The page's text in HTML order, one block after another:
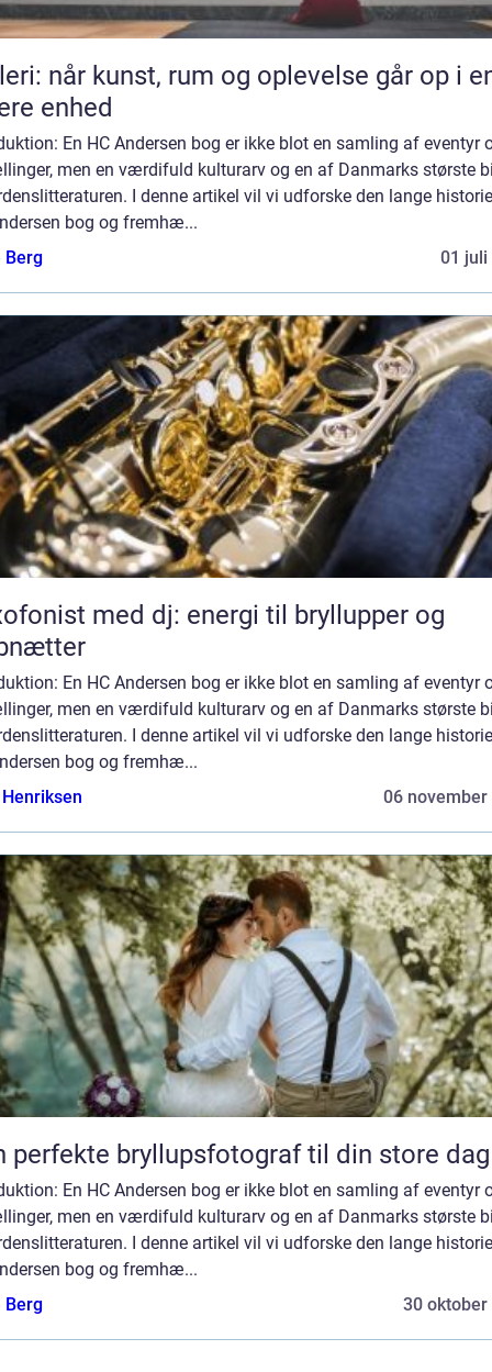
når kunst, rum og oplevelse går op i
enhed
En HC Andersen bog er ikke blot en samling af eventyr
men en værdifuld kulturarv og en af Danmarks største
I denne artikel vil vi udforske den lange
bog og fremhæ...
Berg
01 juli
med dj: energi til bryllupper og
En HC Andersen bog er ikke blot en samling af eventyr
men en værdifuld kulturarv og en af Danmarks største
I denne artikel vil vi udforske den lange
bog og fremhæ...
06 november
perfekte bryllupsfotograf til din store dag
En HC Andersen bog er ikke blot en samling af eventyr
men en værdifuld kulturarv og en af Danmarks største
I denne artikel vil vi udforske den lange
bog og fremhæ...
Berg
30 oktober